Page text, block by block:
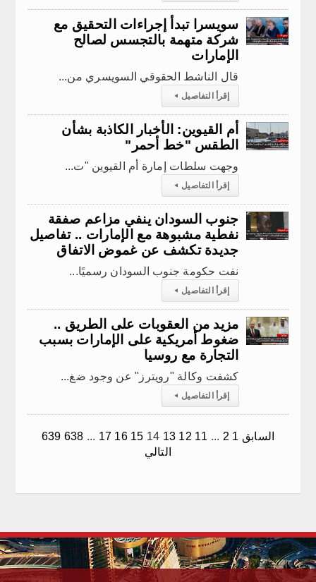
سويسرا تبدأ إجراءات التحقيق مع
شركة متهمة بالتجسس لصالح
الإمارات
قال الناشط الحقوقي السويسري من...
إقرأ التفاصيل ◂
أم القيوين: الأخبار الكاذبة بشأن
الطقس "خط أحمر"
وجهت سلطات إمارة أم القيوين "ت...
إقرأ التفاصيل ◂
جنوب السودان ينفي مزاعم صفقة
نفطية مشبوهة مع الإمارات .. تفاصيل
جديدة تكشف عن غموض الاتفاق
نفت حكومة جنوب السودان رسميًا...
إقرأ التفاصيل ◂
مزيد من العقوبات على الطريق ..
ضغوط أمريكية على الإمارات بسبب
التجارة مع روسيا
كشفت وكالة "رويترز" عن وجود ضغ...
إقرأ التفاصيل ◂
السابق 1
2
...
11
12
13
14
15
16
17
...
638
639
التالي